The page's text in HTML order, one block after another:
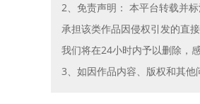
2、免责声明： 本平台转载并
承担该类作品因侵权引发的直
我们将在24小时内予以删除，
3、如因作品内容、版权和其